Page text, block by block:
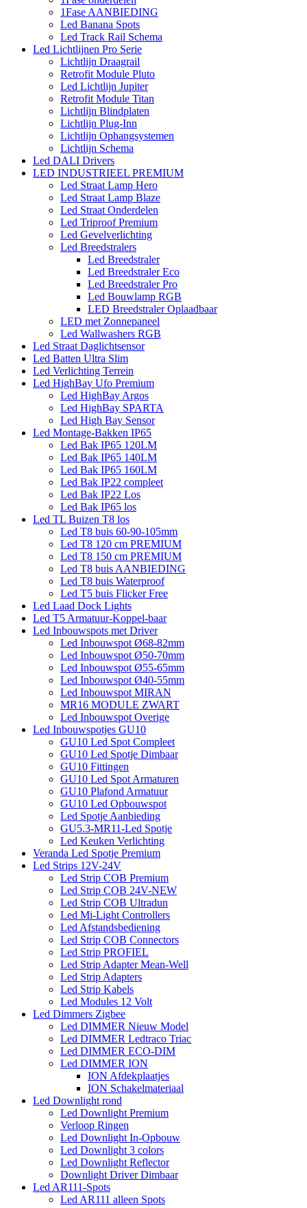
1Fase AANBIEDING
Led Banana Spots
Led Track Rail Schema
Led Lichtlijnen Pro Serie
Lichtlijn Draagrail
Retrofit Module Pluto
Led Lichtlijn Jupiter
Retrofit Module Titan
Lichtlijn Blindplaten
Lichtlijn Plug-Inn
Lichtlijn Ophangsystemen
Lichtlijn Schema
Led DALI Drivers
LED INDUSTRIEEL PREMIUM
Led Straat Lamp Hero
Led Straat Lamp Blaze
Led Straat Onderdelen
Led Triproof Premium
Led Gevelverlichting
Led Breedstralers
Led Breedstraler
Led Breedstraler Eco
Led Breedstraler Pro
Led Bouwlamp RGB
LED Breedstraler Oplaadbaar
LED met Zonnepaneel
Led Wallwashers RGB
Led Straat Daglichtsensor
Led Batten Ultra Slim
Led Verlichting Terrein
Led HighBay Ufo Premium
Led HighBay Argos
Led HighBay SPARTA
Led High Bay Sensor
Led Montage-Bakken IP65
Led Bak IP65 120LM
Led Bak IP65 140LM
Led Bak IP65 160LM
Led Bak IP22 compleet
Led Bak IP22 Los
Led Bak IP65 los
Led TL Buizen T8 los
Led T8 buis 60-90-105mm
Led T8 120 cm PREMIUM
Led T8 150 cm PREMIUM
Led T8 buis AANBIEDING
Led T8 buis Waterproof
Led T5 buis Flicker Free
Led Laad Dock Lights
Led T5 Armatuur-Koppel-baar
Led Inbouwspots met Driver
Led Inbouwspot Ø68-82mm
Led Inbouwspot Ø50-70mm
Led Inbouwspot Ø55-65mm
Led Inbouwspot Ø40-55mm
Led Inbouwspot MIRAN
MR16 MODULE ZWART
Led Inbouwspot Overige
Led Inbouwspotjes GU10
GU10 Led Spot Compleet
GU10 Led Spotje Dimbaar
GU10 Fittingen
GU10 Led Spot Armaturen
GU10 Plafond Armatuur
GU10 Led Opbouwspot
Led Spotje Aanbieding
GU5.3-MR11-Led Spotje
Led Keuken Verlichting
Veranda Led Spotje Premium
Led Strips 12V-24V
Led Strip COB Premium
Led Strip COB 24V-NEW
Led Strip COB Ultradun
Led Mi-Light Controllers
Led Afstandsbediening
Led Strip COB Connectors
Led Strip PROFIEL
Led Strip Adapter Mean-Well
Led Strip Adapters
Led Strip Kabels
Led Modules 12 Volt
Led Dimmers Zigbee
Led DIMMER Nieuw Model
Led DIMMER Ledtraco Triac
Led DIMMER ECO-DIM
Led DIMMER ION
ION Afdekplaatjes
ION Schakelmateriaal
Led Downlight rond
Led Downlight Premium
Verloop Ringen
Led Downlight In-Opbouw
Led Downlight 3 colors
Led Downlight Reflector
Downlight Driver Dimbaar
Led AR111-Spots
Led AR111 alleen Spots